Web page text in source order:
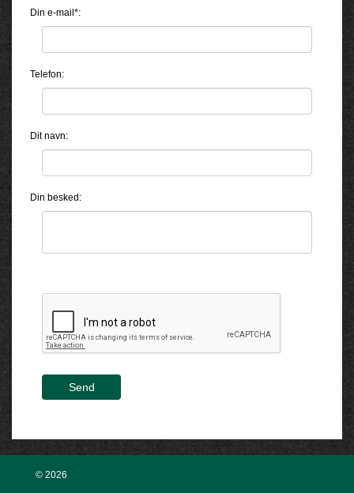
Din e-mail*:
Telefon:
Dit navn:
Din besked:
Send
© 2026